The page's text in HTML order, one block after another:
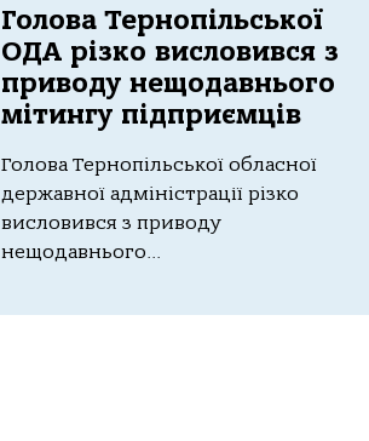
Голова Тернопільської
ОДА різко висловився з
приводу нещодавнього
мітингу підприємців
Голова Тернопільської обласної
державної адміністрації різко
висловився з приводу
нещодавнього...